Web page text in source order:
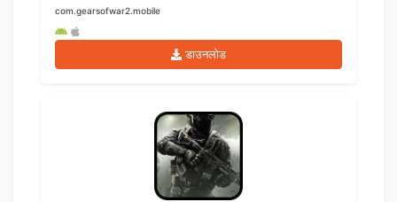
com.gearsofwar2.mobile
डाउनलोड